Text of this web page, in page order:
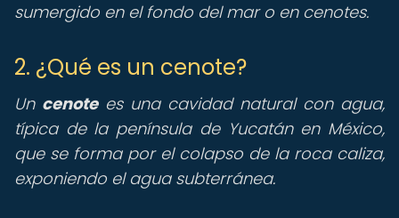
sumergido en el fondo del mar o en cenotes.
2. ¿Qué es un cenote?
Un cenotees una cavidad natural con agua,
típica de la península de Yucatán en México,
que se forma por el colapso de la roca caliza,
exponiendo el agua subterránea.